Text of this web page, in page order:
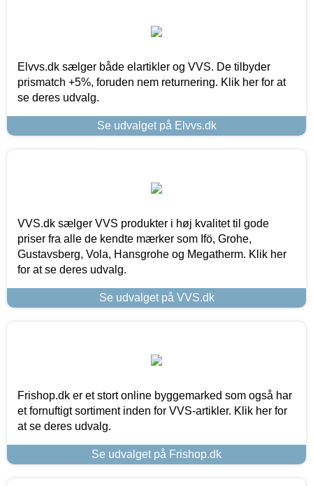
Elvvs.dk sælger både elartikler og VVS. De tilbyder
prismatch +5%, foruden nem returnering. Klik her for at
se deres udvalg.
Se udvalget på Elvvs.dk
VVS.dk sælger VVS produkter i høj kvalitet til gode
priser fra alle de kendte mærker som Ifö, Grohe,
Gustavsberg, Vola, Hansgrohe og Megatherm. Klik her
for at se deres udvalg.
Se udvalget på VVS.dk
Frishop.dk er et stort online byggemarked som også har
et fornuftigt sortiment inden for VVS-artikler. Klik her for
at se deres udvalg.
Se udvalget på Frishop.dk